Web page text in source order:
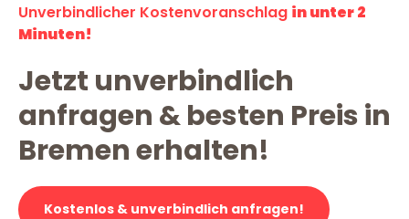
Unverbindlicher Kostenvoranschlag in unter 2
Minuten!
Jetzt unverbindlich
anfragen & besten Preis in
Bremen erhalten!
Kostenlos & unverbindlich anfragen!